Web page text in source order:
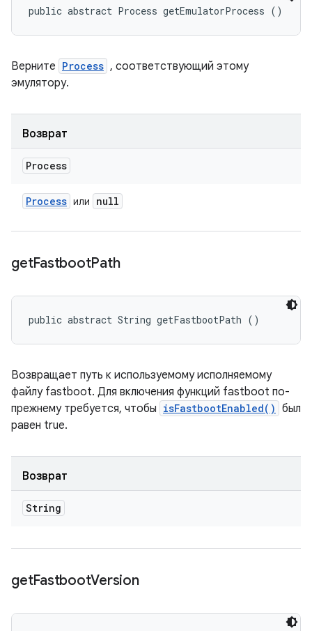
public abstract Process getEmulatorProcess ()
Верните Process , соответствующий этому
эмулятору.
Возврат
Process
Process или null
getFastbootPath
public abstract String getFastbootPath ()
Возвращает путь к используемому исполняемому
файлу fastboot. Для включения функций fastboot по-
прежнему требуется, чтобы isFastbootEnabled() был
равен true.
Возврат
String
getFastbootVersion